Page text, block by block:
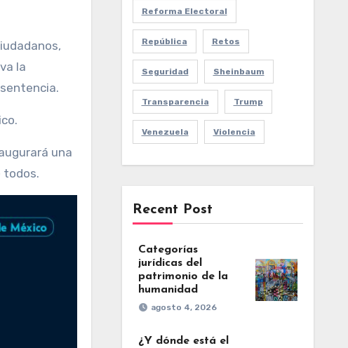
la
una
todos.
Reforma Electoral
República Retos
Seguridad Sheinbaum
Transparencia Trump
Venezuela Violencia
Recent Post
Categorías
jurídicas del
patrimonio de la
humanidad
agosto 4, 2026
¿Y dónde está el